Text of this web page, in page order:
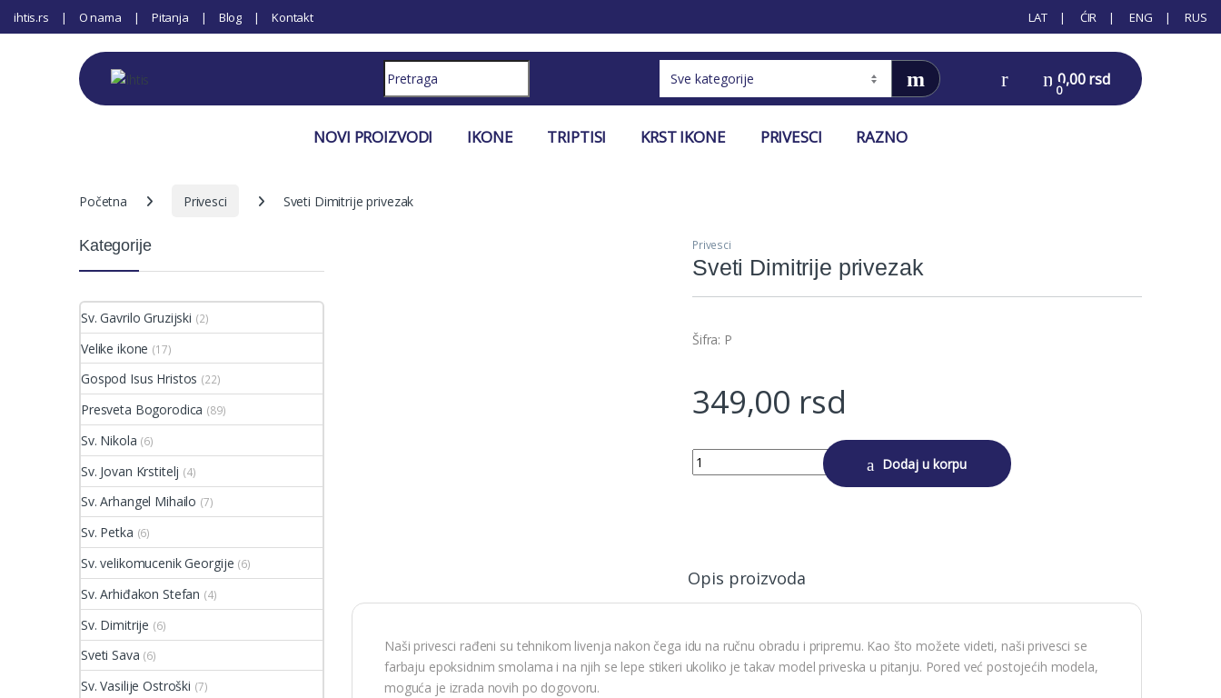
ihtis.rs O nama Pitanja Blog Kontakt LAT ĆIR ENG RUS
Search for:
0
0,00rsd
NOVI PROIZVODI IKONE TRIPTISI KRST IKONE PRIVESCI RAZNO
Početna Privesci Sveti Dimitrije privezak
Privesci
Sveti Dimitrije privezak
Šifra: P
349,00 rsd
Sveti Dimitrije privezak quantity Dodaj u korpu
Opis proizvoda
Naši privesci rađeni su tehnikom livenja nakon čega idu na ručnu obradu i pripremu. Kao što možete videti, naši privesci se
farbaju epoksidnim smolama i na njih se lepe stikeri ukoliko je takav model priveska u pitanju. Pored već postojećih modela,
moguća je izrada novih po dogovoru.
Kategorije
Sv. Gavrilo Gruzijski (2)
Velike ikone (17)
Gospod Isus Hristos (22)
Presveta Bogorodica (89)
Sv. Nikola (6)
Sv. Jovan Krstitelj (4)
Sv. Arhangel Mihailo (7)
Sv. Petka (6)
Sv. velikomucenik Georgije (6)
Sv. Arhiđakon Stefan (4)
Sv. Dimitrije (6)
Sveti Sava (6)
Sv. Vasilije Ostroški (7)